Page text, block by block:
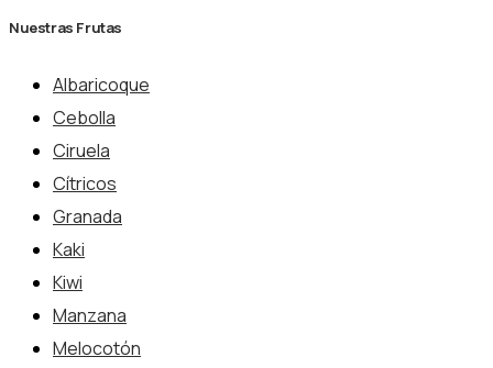
Nuestras Frutas
Albaricoque
Cebolla
Ciruela
Cítricos
Granada
Kaki
Kiwi
Manzana
Melocotón